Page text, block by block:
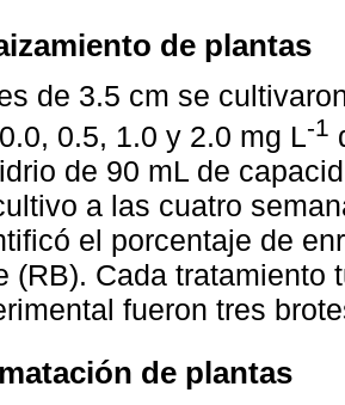
de plantas
de 3.5 cm se
0.5, 1.0 y 2.0 mg L-1
de 90 mL de
a las cuatro
el porcentaje de
(RB). Cada tratamiento
fueron tres
de plantas